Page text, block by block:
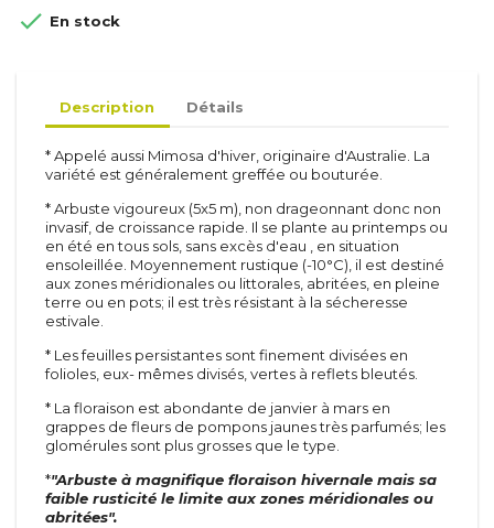
Méditerranéen
De printemps
A feuillage
De terre de bruyère
De haie
Vivaces &
Toiles
Pots et tuteurs
Terreaux et engrais
Rosiers
Grimpants
 En stock
Description Détails
* Appelé aussi Mimosa d'hiver, originaire d'Australie. La
variété est généralement greffée ou bouturée.
* Arbuste vigoureux (5x5 m), non drageonnant donc non
invasif, de croissance rapide. Il se plante au printemps ou
en été en tous sols, sans excès d'eau , en situation
ensoleillée. Moyennement rustique (-10°C), il est destiné
aux zones méridionales ou littorales, abritées, en pleine
terre ou en pots; il est très résistant à la sécheresse
estivale.
* Les feuilles persistantes sont finement divisées en
folioles, eux- mêmes divisés, vertes à reflets bleutés.
* La floraison est abondante de janvier à mars en
grappes de fleurs de pompons jaunes très parfumés; les
glomérules sont plus grosses que le type.
*"Arbuste à magnifique floraison hivernale mais sa
faible rusticité le limite aux zones méridionales ou
abritées".